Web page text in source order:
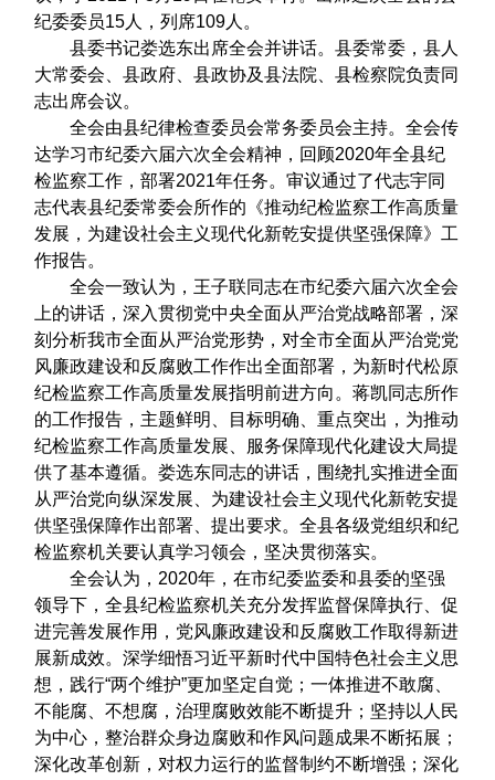
纪委委员15人，列席109人。
县委书记娄选东出席全会并讲话。县委常委，县人
大常委会、县政府、县政协及县法院、县检察院负责同
志出席会议。
全会由县纪律检查委员会常务委员会主持。全会传
达学习市纪委六届六次全会精神，回顾2020年全县纪
检监察工作，部署2021年任务。审议通过了代志宇同
志代表县纪委常委会所作的《推动纪检监察工作高质量
发展，为建设社会主义现代化新乾安提供坚强保障》工
作报告。
全会一致认为，王子联同志在市纪委六届六次全会
上的讲话，深入贯彻党中央全面从严治党战略部署，深
刻分析我市全面从严治党形势，对全市全面从严治党党
风廉政建设和反腐败工作作出全面部署，为新时代松原
纪检监察工作高质量发展指明前进方向。蒋凯同志所作
的工作报告，主题鲜明、目标明确、重点突出，为推动
纪检监察工作高质量发展、服务保障现代化建设大局提
供了基本遵循。娄选东同志的讲话，围绕扎实推进全面
从严治党向纵深发展、为建设社会主义现代化新乾安提
供坚强保障作出部署、提出要求。全县各级党组织和纪
检监察机关要认真学习领会，坚决贯彻落实。
全会认为，2020年，在市纪委监委和县委的坚强
领导下，全县纪检监察机关充分发挥监督保障执行、促
进完善发展作用，党风廉政建设和反腐败工作取得新进
展新成效。深学细悟习近平新时代中国特色社会主义思
想，践行“两个维护”更加坚定自觉；一体推进不敢腐、
不能腐、不想腐，治理腐败效能不断提升；坚持以人民
为中心，整治群众身边腐败和作风问题成果不断拓展；
深化改革创新，对权力运行的监督制约不断增强；深化